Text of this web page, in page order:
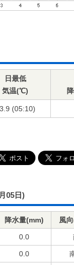
日最低
気温(℃)
(05:10)
05日)
降水量(mm) 風
0.0
0.0